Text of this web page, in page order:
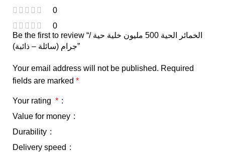
0
0
Be the first to review “الخمائر الحية 500 مليون خلية حية /
جرام (سائلة – ذائبة)”
Your email address will not be published. Required
fields are marked *
Your rating *
Value for money
Durability
Delivery speed